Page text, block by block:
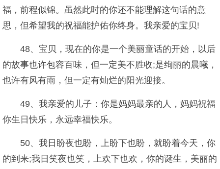
福，前程似锦。虽然此时的你还不能理解这句话的意
思，但希望我的祝福能护佑你终身。我亲爱的宝贝!
48、宝贝，现在的你是一个美丽童话的开始，以后
的故事也许包容百味，但一定美不胜收;是绚丽的晨曦，
也许有风有雨，但一定有灿烂的阳光迎接。
49、我亲爱的儿子：你是妈妈最亲的人，妈妈祝福
你生日快乐，永远幸福快乐。
50、我日盼夜也盼，上盼下也盼，就盼着今天，你
的到来;我日笑夜也笑，上欢下也欢，你的诞生，美丽的